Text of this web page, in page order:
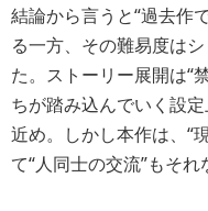
結論から言うと“過去作
る一方、その難易度は
た。ストーリー展開は“
ちが踏み込んでいく設
近め。しかし本作は、“
て“人同士の交流”もそれ